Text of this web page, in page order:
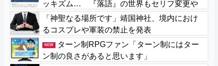
ッキズム… 『落語』の世界もセリフ変更や
改作、現代にふさわしい表現模索の動き
「神聖なる場所です」靖国神社、境内におけ
るコスプレや軍装の禁止を発表
NEW
ターン制RPGファン「ターン制にはター
ン制の良さがあると思います」